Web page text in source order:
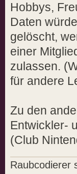
Hobbys,
Daten
gelöscht,
einer
zulassen.
für andere
Zu den
Entwickler-
(Club
Raubcodierer